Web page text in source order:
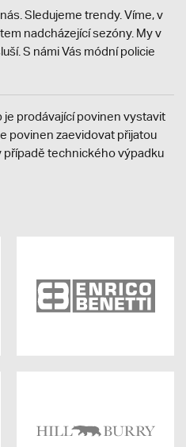
Sledujeme trendy. Víme, v
nadcházející sezóny. My v
S námi Vás módní policie
je prodávající povinen vystavit
povinen zaevidovat přijatou
případě technického výpadku